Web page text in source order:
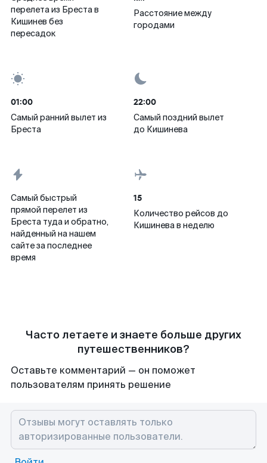
перелета из Бреста в
Кишинев без
пересадок
Расстояние между
городами
01:00
Самый ранний вылет из
Бреста
22:00
Самый поздний вылет
до Кишинева
Самый быстрый
прямой перелет из
Бреста туда и обратно,
найденный на нашем
сайте за последнее
время
15
Количество рейсов до
Кишинева в неделю
Часто летаете и знаете больше других
путешественников?
Оставьте комментарий — он поможет
пользователям принять решение